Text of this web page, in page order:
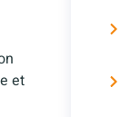
et